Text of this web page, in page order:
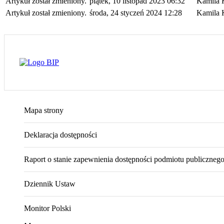
Artykuł został zmieniony. środa, 24 styczeń 2024 12:28 Kamila
Mapa strony
Deklaracja dostępności
Raport o stanie zapewnienia dostępności podmiotu publicznego
Dziennik Ustaw
Monitor Polski